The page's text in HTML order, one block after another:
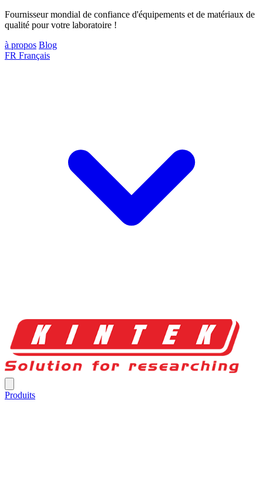
Fournisseur mondial de confiance d'équipements et de matériaux de
qualité pour votre laboratoire !
à propos Blog
FR Français
Produits